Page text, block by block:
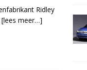
Ridley
[lees meer…]